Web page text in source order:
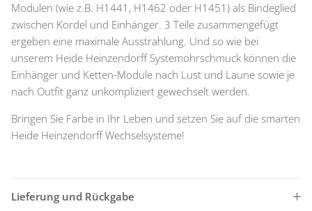
Modulen (wie z.B. H1441, H1462 oder H1451) als Bindeglied
zwischen Kordel und Einhänger. 3 Teile zusammengefügt
ergeben eine maximale Ausstrahlung. Und so wie bei
unserem Heide Heinzendorff Systemohrschmuck können die
Einhänger und Ketten-Module nach Lust und Laune sowie je
nach Outfit ganz unkompliziert gewechselt werden.
Bringen Sie Farbe in Ihr Leben und setzen Sie auf die smarten
Heide Heinzendorff Wechselsysteme!
Lieferung und Rückgabe